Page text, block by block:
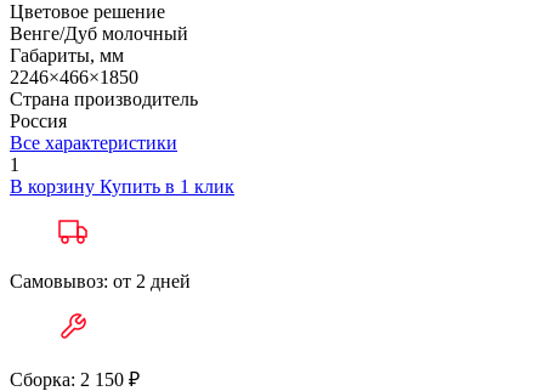
Цветовое решение
Венге/Дуб молочный
Габариты, мм
2246×466×1850
Страна производитель
Россия
Все характеристики
1
В корзину Купить в 1 клик
Самовывоз: от 2 дней
Сборка: 2 150 ₽